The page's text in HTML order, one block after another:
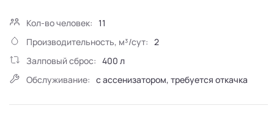
Кол-во человек: 11
Производительность, м³/сут: 2
Залповый сброс: 400 л
Обслуживание: с ассенизатором, требуется откачка